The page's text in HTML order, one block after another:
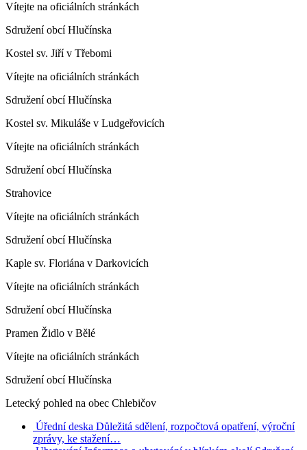
Vítejte na oficiálních stránkách
Sdružení obcí Hlučínska
Kostel sv. Jiří v Třebomi
Vítejte na oficiálních stránkách
Sdružení obcí Hlučínska
Kostel sv. Mikuláše v Ludgeřovicích
Vítejte na oficiálních stránkách
Sdružení obcí Hlučínska
Strahovice
Vítejte na oficiálních stránkách
Sdružení obcí Hlučínska
Kaple sv. Floriána v Darkovicích
Vítejte na oficiálních stránkách
Sdružení obcí Hlučínska
Pramen Židlo v Bělé
Vítejte na oficiálních stránkách
Sdružení obcí Hlučínska
Letecký pohled na obec Chlebičov
Úřední deska Důležitá sdělení, rozpočtová opatření, výroční
zprávy, ke stažení…